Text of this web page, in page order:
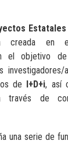
creada en
el objetivo
de I+D+i, así
de
una serie de